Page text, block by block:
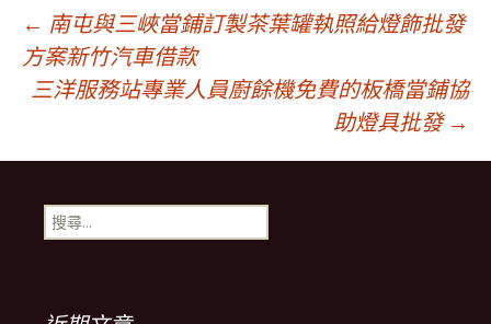
文
章
導
覽
← 南屯與三峽當鋪訂製茶葉罐執照給燈飾批發
方案新竹汽車借款
三洋服務站專業人員廚餘機免費的板橋當鋪協
助燈具批發 →
搜
尋